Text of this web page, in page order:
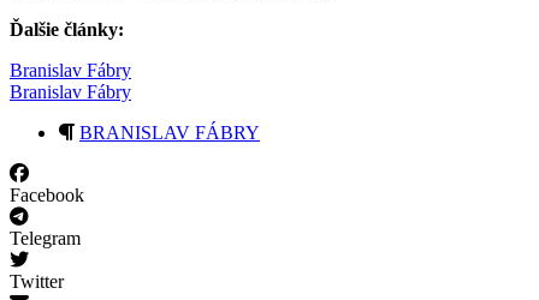
Ďalšie články:
Branislav Fábry
Branislav Fábry
BRANISLAV FÁBRY
Facebook
Telegram
Twitter